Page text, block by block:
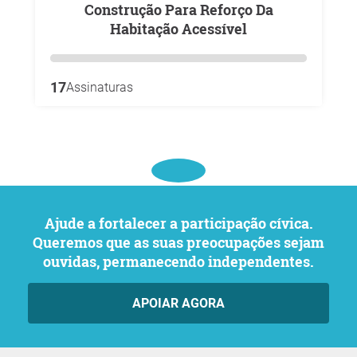
Construção Para Reforço Da
Habitação Acessível
17Assinaturas
Ajude a fortalecer a participação cívica.
Queremos que as suas preocupações sejam
ouvidas, permanecendo independentes.
APOIAR AGORA